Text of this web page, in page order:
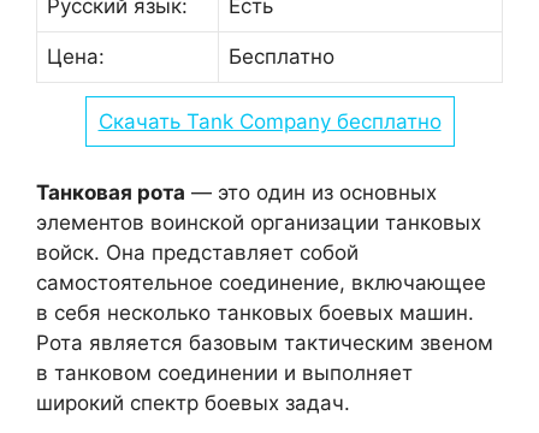
Русский язык: Есть
Цена: Бесплатно
Скачать Tank Company бесплатно
Танковая рота — это один из основных
элементов воинской организации танковых
войск. Она представляет собой
самостоятельное соединение, включающее
в себя несколько танковых боевых машин.
Рота является базовым тактическим звеном
в танковом соединении и выполняет
широкий спектр боевых задач.